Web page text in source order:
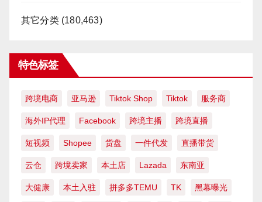
其它分类(180,463)
特色标签
跨境电商 亚马逊 Tiktok Shop Tiktok 服务商
海外IP代理 Facebook 跨境主播 跨境直播
短视频 Shopee 货盘 一件代发 直播带货
云仓 跨境卖家 本土店 Lazada 东南亚
大健康 本土入驻 拼多多TEMU TK 黑幕曝光